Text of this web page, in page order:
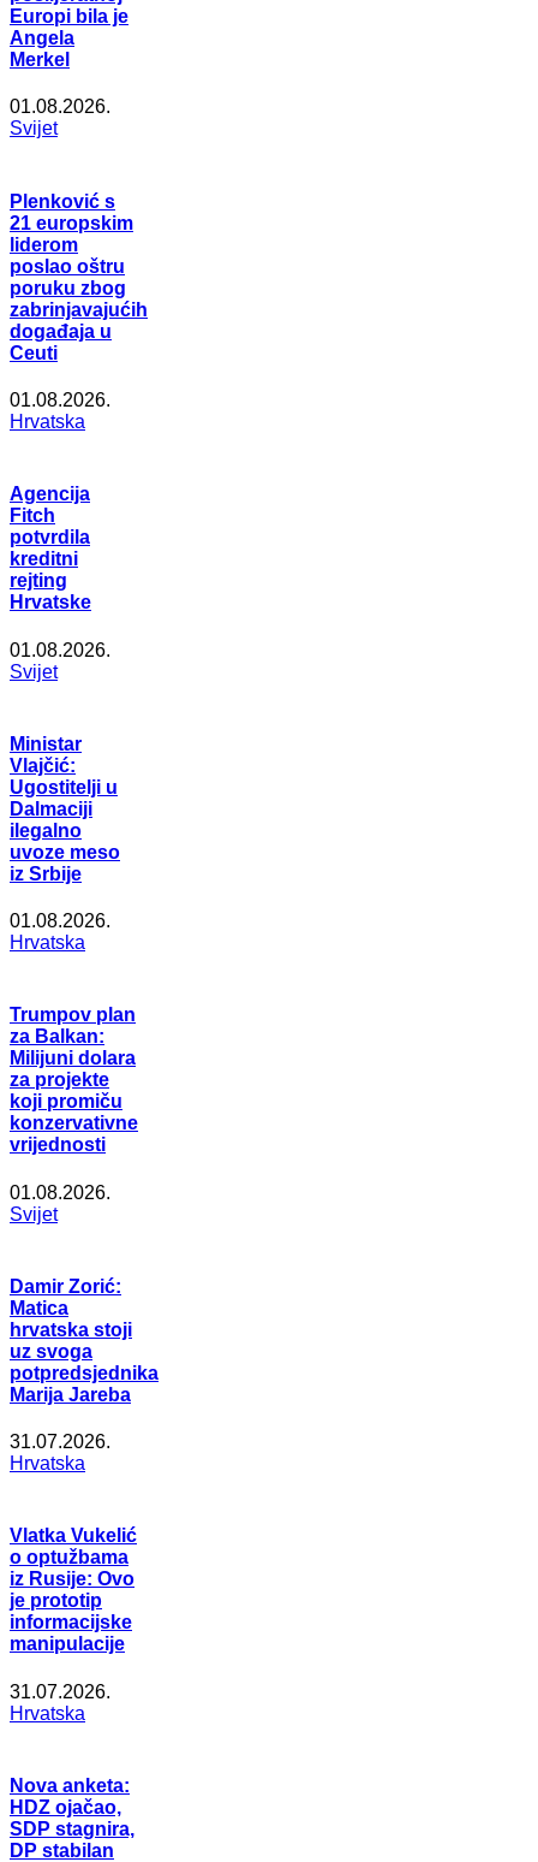
Europi bila je
Angela
Merkel
01.08.2026.
Svijet
Plenković s
21 europskim
liderom
poslao oštru
poruku zbog
zabrinjavajućih
događaja u
Ceuti
01.08.2026.
Hrvatska
Agencija
Fitch
potvrdila
kreditni
rejting
Hrvatske
01.08.2026.
Svijet
Ministar
Vlajčić:
Ugostitelji u
Dalmaciji
ilegalno
uvoze meso
iz Srbije
01.08.2026.
Hrvatska
Trumpov plan
za Balkan:
Milijuni dolara
za projekte
koji promiču
konzervativne
vrijednosti
01.08.2026.
Svijet
Damir Zorić:
Matica
hrvatska stoji
uz svoga
potpredsjednika
Marija Jareba
31.07.2026.
Hrvatska
Vlatka Vukelić
o optužbama
iz Rusije: Ovo
je prototip
informacijske
manipulacije
31.07.2026.
Hrvatska
Nova anketa:
HDZ ojačao,
SDP stagnira,
DP stabilan